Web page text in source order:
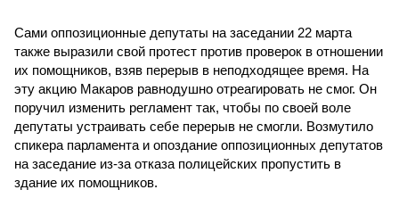
Сами оппозиционные депутаты на заседании 22 марта
также выразили свой протест против проверок в отношении
их помощников, взяв перерыв в неподходящее время. На
эту акцию Макаров равнодушно отреагировать не смог. Он
поручил изменить регламент так, чтобы по своей воле
депутаты устраивать себе перерыв не смогли. Возмутило
спикера парламента и опоздание оппозиционных депутатов
на заседание из-за отказа полицейских пропустить в
здание их помощников.